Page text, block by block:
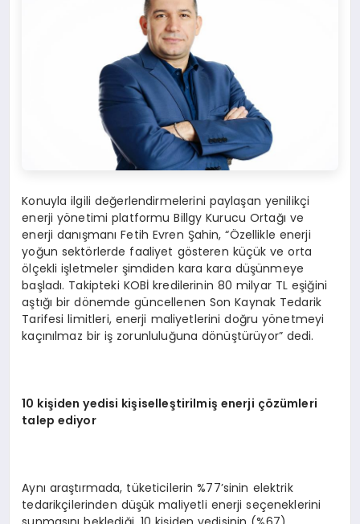
Konuyla ilgili değerlendirmelerini paylaşan yenilikçi
enerji yönetimi platformu Billgy Kurucu Ortağı ve
enerji danışmanı Fetih Evren Şahin, “Özellikle enerji
yoğun sektörlerde faaliyet gösteren küçük ve orta
ölçekli işletmeler şimdiden kara kara düşünmeye
başladı. Takipteki KOBİ kredilerinin 80 milyar TL eşiğini
aştığı bir dönemde güncellenen Son Kaynak Tedarik
Tarifesi limitleri, enerji maliyetlerini doğru yönetmeyi
kaçınılmaz bir iş zorunluluğuna dönüştürüyor” dedi.
10 kişiden yedisi kişiselleştirilmiş enerji çözümleri
talep ediyor
Aynı araştırmada, tüketicilerin %77’sinin elektrik
tedarikçilerinden düşük maliyetli enerji seçeneklerini